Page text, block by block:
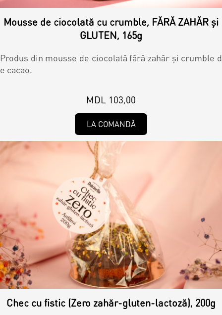
Colaci
Umpluturi
Macarons personalizat
CakePops personalizat
Cupcake personalizat
Biscuiți personalizați
Prajituri
Macarons
Croissants & muffins
Biscuiţi
Plăcinte
Amami - Zero Zahǎr
Torturi
Mousse de ciocolată cu crumble, FĂRĂ ZAHĂR și
GLUTEN, 165g
Produs din mousse de ciocolată fără zahăr și crumble d
e cacao.
MDL 103,00
LA COMANDĂ
Chec cu fistic (Zero zahăr-gluten-lactoză), 200g